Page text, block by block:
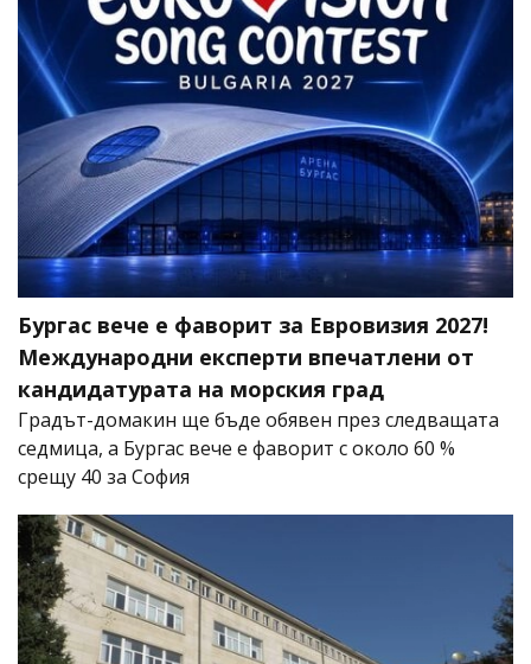
Бургас вече е фаворит за Евровизия 2027!
Международни експерти впечатлени от
кандидатурата на морския град
Градът-домакин ще бъде обявен през следващата
седмица, а Бургас вече е фаворит с около 60 %
срещу 40 за София